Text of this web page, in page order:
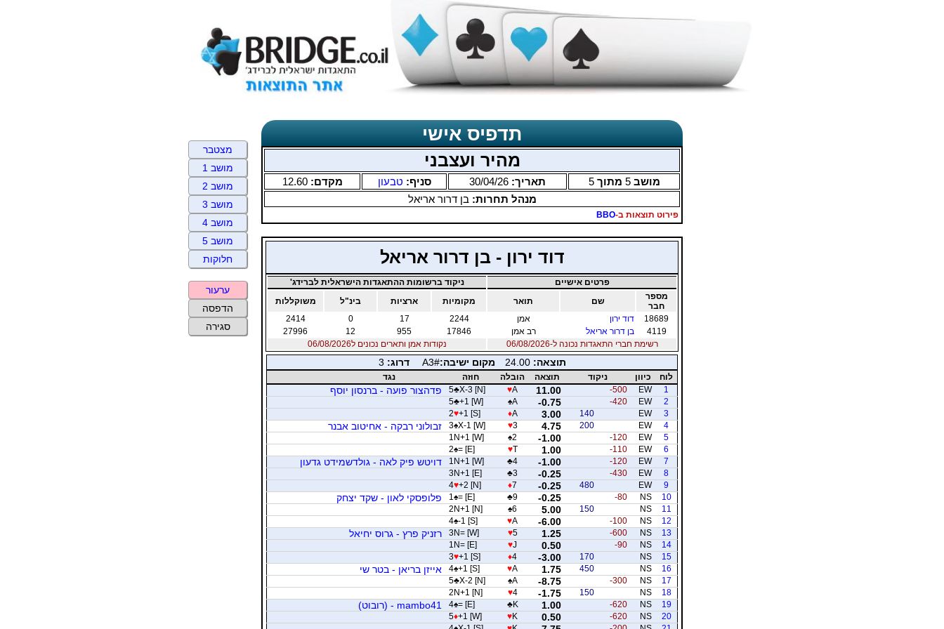
תדפיס אישי
מהיר ועצבני
מושב5 מתוך5 תאריך: 30/04/26 סניף: טבעון מקדם:12.60
מנהל תחרות:בן דרור אריאל
פירוט תוצאות ב-BBO
דוד ירון - בן דרור אריאל
פרטים אישיים
ניקוד ברשומות ההתאגדות הישראלית לברידג'
מספר
חבר
שם תואר מקומיות ארציות בינ"ל
משוקללות
18689
דוד ירון אמן 2244
17
0
2414
4119
בן דרור אריאל רב אמן 17846
955
12
27996
רשימת חברי התאגדות נכונה ל-06/08/2026
נקודות אמן ותארים נכונים ל06/08/2026
תוצאה:24.00 מקום ישיבה:A3# דרוג: 3
לוח כיוון ניקוד תוצאה הובלה חוזה
נגד
1
EW
-500
11.00
♥A
5♣X-3 [N] פדהצור פועה - ברנסון יוסף
2
EW
-420
-0.75
♠A
5♣+1 [W]
3
EW
140
3.00
♦A
2♥+1 [S]
4
EW
200
4.75
♥3
3♠X-1 [W] זבולוני רבקה - אחיטוב אבנר
5
EW
-120
-1.00
♠2
1N+1 [W]
6
EW
-110
1.00
♥T
2♠= [E]
7
EW
-120
-1.00
♣4
1N+1 [W] דויטש פיק לאה - גולדשמידט גדעון
8
EW
-430
-0.25
♣3
3N+1 [E]
9
EW
480
-0.25
♦7
4♥+2 [N]
10
NS
-80
-0.25
♣9
1 ♠= [E] פלופסקי לאון - שקד יצחק
11
NS
150
5.00
♠6
2N+1 [N]
12
NS
-100
-6.00
♥A
4♠-1 [S]
13
NS
-600
1.25
♥5
3N= [W] רזניק פרץ - גרוס יחיאל
14
NS
-90
0.50
♥J
1N= [E]
15
NS
170
-3.00
♦4
3♥+1 [S]
16
NS
450
1.75
♥A
4♠+1 [S] אייזן בריאן - בטר שי
17
NS
-300
-8.75
♠A
5♣X-2 [N]
18
NS
150
-1.75
♥4
2N+1 [N]
19
NS
-620
1.00
♣K
4♠= [E] mambo41 - (רובוט)
20
NS
-620
0.50
♥K
5♦+1 [W]
מצטבר
מושב 1
מושב 2
מושב 3
מושב 4
מושב 5
חלוקות
ערעור
הדפסה
סגירה